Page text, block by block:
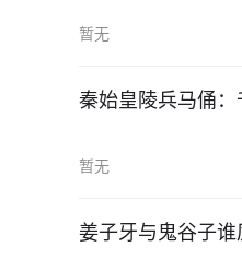
暂无
秦始皇陵兵马俑
暂无
姜子牙与鬼谷子